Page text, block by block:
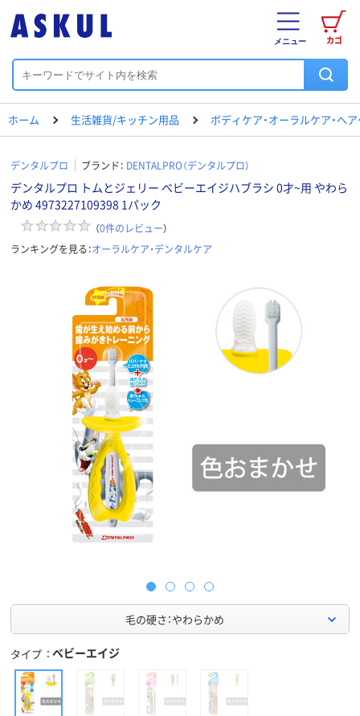
カゴ
メニュー
ホーム 生活雑貨/キッチン用品 ボディケア・オーラルケア・ヘ
デンタルプロ ブランド： DENTALPRO（デンタルプロ）
デンタルプロ トムとジェリー ベビーエイジハブラシ 0才~用 やわら
かめ 4973227109398 1パック
（0件のレビュー）
ランキングを見る：オーラルケア・デンタルケア
毛の硬さ：やわらかめ
タイプ ベビーエイジ